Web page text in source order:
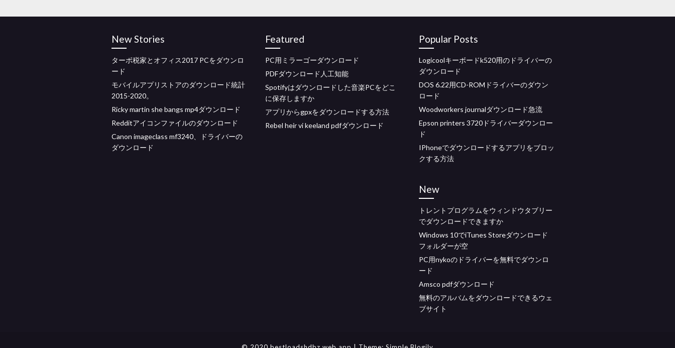
New Stories
ターボ税家とオフィス2017 PCをダウンロ
ード
モバイルアプリストアのダウンロード統計
2015-2020。
Ricky martin she bangs mp4ダウンロード
Redditアイコンファイルのダウンロード
Canon imageclass mf3240、ドライバーの
ダウンロード
Featured
PC用ミラーゴーダウンロード
PDFダウンロード人工知能
Spotifyはダウンロードした音楽PCをどこ
に保存しますか
アプリからgpxをダウンロードする方法
Rebel heir vi keeland pdfダウンロード
Popular Posts
Logicoolキーボードk520用のドライバーの
ダウンロード
DOS 6.22用CD-ROMドライバーのダウン
ロード
Woodworkers journalダウンロード急流
Epson printers 3720ドライバーダウンロー
ド
IPhoneでダウンロードするアプリをブロッ
クする方法
New
トレントプログラムをウィンドウタブリー
でダウンロードできますか
Windows 10でiTunes Storeダウンロード
フォルダーが空
PC用nykoのドライバーを無料でダウンロ
ード
Amsco pdfダウンロード
無料のアルバムをダウンロードできるウェ
ブサイト